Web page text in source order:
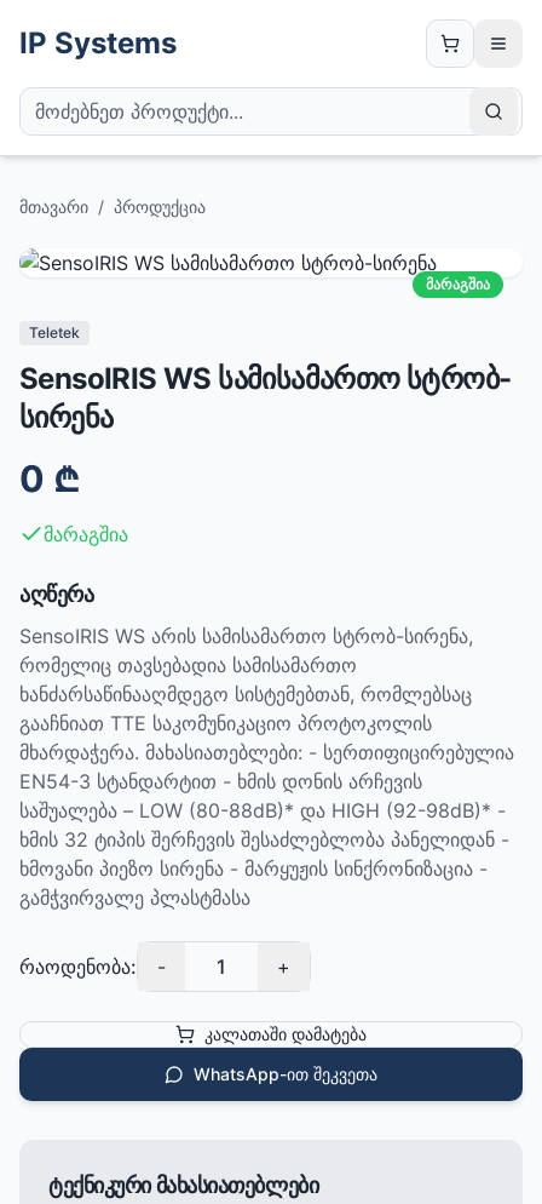
IP Systems
მთავარი / პროდუქცია
მარაგშია
Teletek
SensoIRIS WS სამისამართო სტრობ-
სირენა
0 ₾
მარაგშია
აღწერა
SensoIRIS WS არის სამისამართო სტრობ-სირენა,
რომელიც თავსებადია სამისამართო
ხანძარსაწინააღმდეგო სისტემებთან, რომლებსაც
გააჩნიათ TTE საკომუნიკაციო პროტოკოლის
მხარდაჭერა. მახასიათებლები: - სერთიფიცირებულია
EN54-3 სტანდარტით - ხმის დონის არჩევის
საშუალება – LOW (80-88dB)* და HIGH (92-98dB)* -
ხმის 32 ტიპის შერჩევის შესაძლებლობა პანელიდან -
ხმოვანი პიეზო სირენა - მარყუჟის სინქრონიზაცია -
გამჭვირვალე პლასტმასა
რაოდენობა: - 1 +
კალათაში დამატება
WhatsApp-ით შეკვეთა
ტექნიკური მახასიათებლები